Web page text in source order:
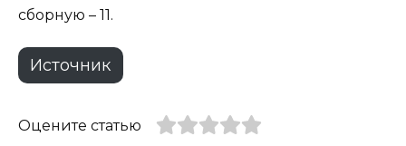
сборную – 11.
Источник
Оцените статью